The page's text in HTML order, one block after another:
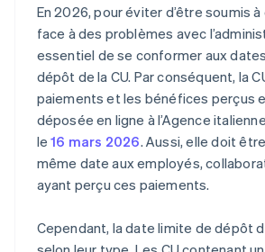
En 2026, pour éviter d’être soumis
face à des problèmes avec
essentiel de se conformer aux
dépôt de la CU. Par conséquent, la
paiements et les bénéfices perçus
déposée en ligne à l’Agence
le16 mars 2026. Aussi, elle doit
même date aux employés,
ayant perçu ces paiements.
Cependant, la date limite de dépôt